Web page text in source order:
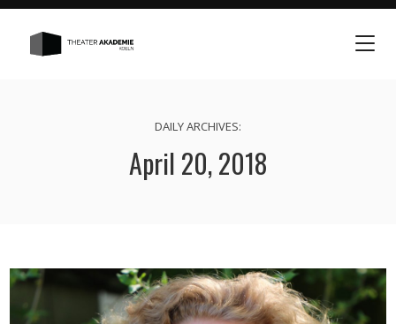
DAILY ARCHIVES:
April 20, 2018